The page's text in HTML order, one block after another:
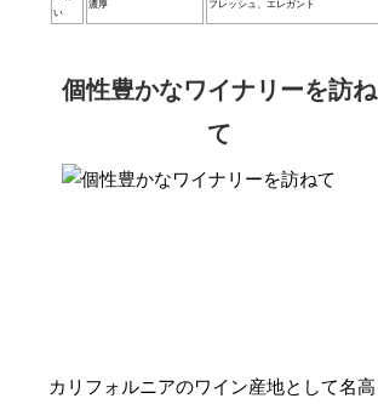
い
濃厚 フレッシュ、エレガント
個性豊かなワイナリーを訪ね
て
カリフォルニアのワイン産地として名高